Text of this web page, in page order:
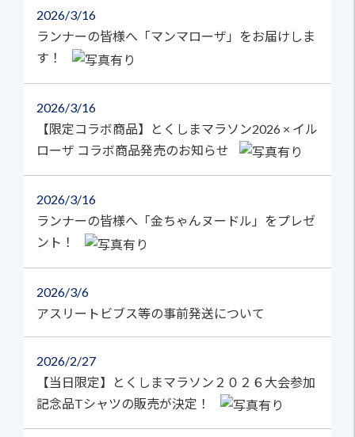
2026 3/16
ランナーの皆様へ「マンマローザ」をお届けしま
す！
2026 3/16
【限定コラボ商品】とくしまマラソン2026 × イル
ローザ コラボ商品発売のお知らせ
2026 3/16
ランナーの皆様へ「金ちゃんヌードル」をプレゼ
ント！
2026 3/6
アスリートビブス等の事前発送について
2026 2/27
【当日限定】とくしまマラソン２０２６大会参加
記念品Tシャツの販売が決定！